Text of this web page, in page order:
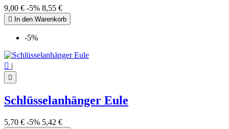
9,00 € -5% 8,55 €
 In den Warenkorb
-5%
 |

Schlüsselanhänger Eule
5,70 € -5% 5,42 €